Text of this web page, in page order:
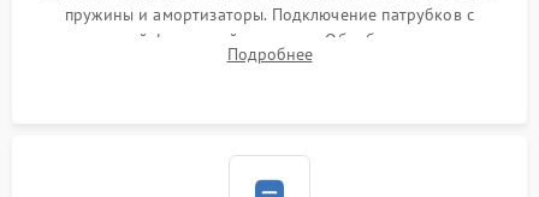
пружины и амортизаторы. Подключение патрубков с
надежной фиксацией хомутами. Обработка стыков
герметиком для предотвращения возможных протечек воды.
Подробнее